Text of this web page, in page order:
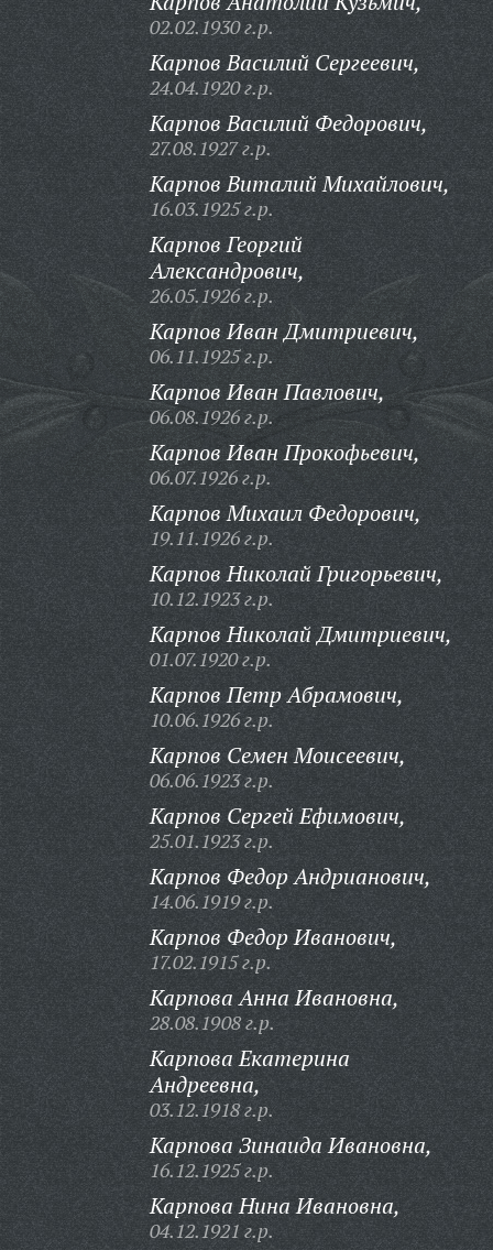
02.02.1930 г.р.
Карпов Василий Сергеевич,
24.04.1920 г.р.
Карпов Василий Федорович,
27.08.1927 г.р.
Карпов Виталий Михайлович,
16.03.1925 г.р.
Карпов Георгий
Александрович,
26.05.1926 г.р.
Карпов Иван Дмитриевич,
06.11.1925 г.р.
Карпов Иван Павлович,
06.08.1926 г.р.
Карпов Иван Прокофьевич,
06.07.1926 г.р.
Карпов Михаил Федорович,
19.11.1926 г.р.
Карпов Николай Григорьевич,
10.12.1923 г.р.
Карпов Николай Дмитриевич,
01.07.1920 г.р.
Карпов Петр Абрамович,
10.06.1926 г.р.
Карпов Семен Моисеевич,
06.06.1923 г.р.
Карпов Сергей Ефимович,
25.01.1923 г.р.
Карпов Федор Андрианович,
14.06.1919 г.р.
Карпов Федор Иванович,
17.02.1915 г.р.
Карпова Анна Ивановна,
28.08.1908 г.р.
Карпова Екатерина
Андреевна,
03.12.1918 г.р.
Карпова Зинаида Ивановна,
16.12.1925 г.р.
Карпова Нина Ивановна,
04.12.1921 г.р.